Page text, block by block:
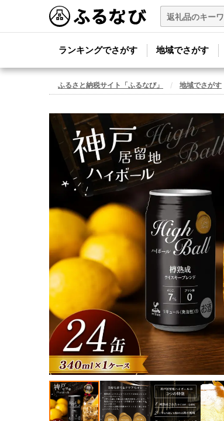
ランキングでさがす 地域でさがす
ふるさと納税サイト「ふるなび」 地域でさがす